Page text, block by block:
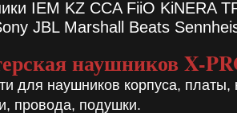
IEM KZ CCA FiiO KiNERA
JBL Marshall Beats
наушников X-
для наушников корпуса, платы,
провода, подушки.